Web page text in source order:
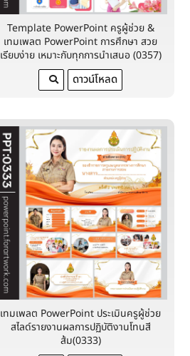
Template PowerPoint ครูผู้ช่วย &
เทมเพลต PowerPoint การศึกษา สวย
เรียบง่าย เหมาะกับทุกการนำเสนอ (0357)
ดาวน์โหลด
เทมเพลต PowerPoint ประเมินครูผู้ช่วย
สไลด์รายงานผลการปฏิบัติงานโทนสี
ส้ม(0333)